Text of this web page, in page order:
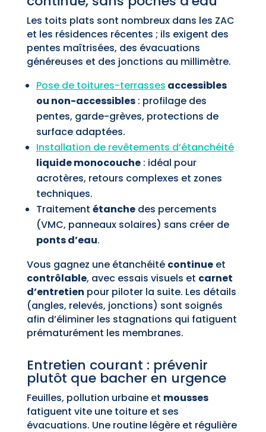
Les toits plats sont nombreux dans les ZAC
et les résidences récentes ; ils exigent des
pentes maîtrisées, des évacuations
généreuses et des jonctions au millimètre.
Pose de toitures-terrasses accessibles
ou non-accessibles: profilage des
pentes, garde-grèves, protections de
surface adaptées.
Installation de revêtements d’étanchéité
liquide monocouche: idéal pour
acrotères, retours complexes et zones
techniques.
Traitement étanchedes percements
(VMC, panneaux solaires) sans créer de
ponts d’eau.
Vous gagnez une étanchéité continueet
contrôlable, avec essais visuels et carnet
d’entretien pour piloter la suite. Les détails
(angles, relevés, jonctions) sont soignés
afin d’éliminer les stagnations qui fatiguent
prématurément les membranes.
Entretien courant : prévenir
plutôt que bacher en urgence
Feuilles, pollution urbaine et mousses
fatiguent vite une toiture et ses
évacuations. Une routine légère et régulière